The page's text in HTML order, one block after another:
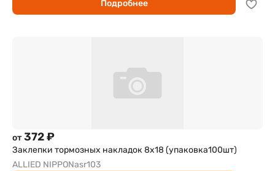
Подробнее
от372 ₽
Заклепки тормозных накладок 8х18 (упаковка100шт)
ALLIED NIPPONasr103